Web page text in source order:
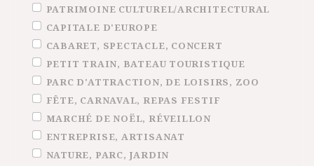
Etiquettes
PATRIMOINE CULTUREL/ARCHITECTURAL
CAPITALE D'EUROPE
CABARET, SPECTACLE, CONCERT
PETIT TRAIN, BATEAU TOURISTIQUE
PARC D'ATTRACTION, DE LOISIRS, ZOO
FÊTE, CARNAVAL, REPAS FESTIF
MARCHÉ DE NOËL, RÉVEILLON
ENTREPRISE, ARTISANAT
NATURE, PARC, JARDIN